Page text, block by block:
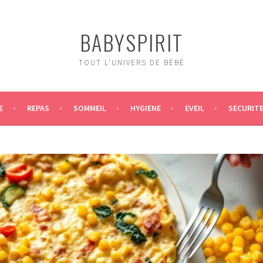
BABYSPIRIT
TOUT L'UNIVERS DE BÉBÉ
REPAS SOMMEIL HYGIENE EVEIL SECURITE